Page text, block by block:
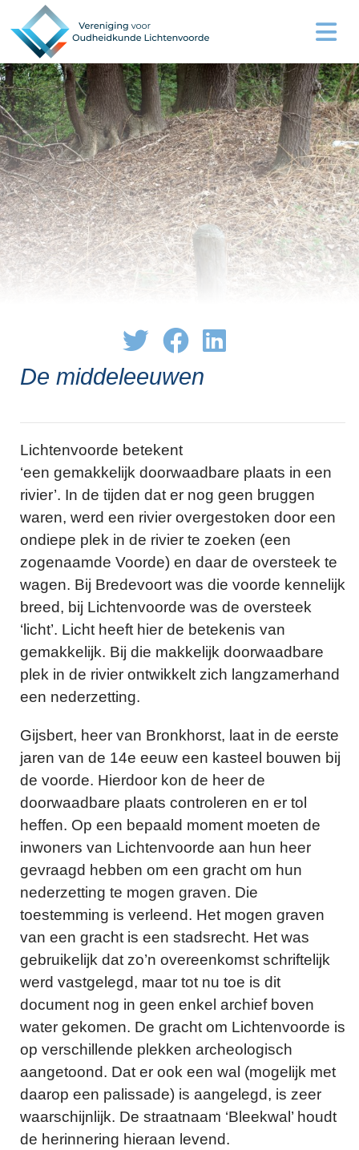
De middeleeuwen
Lichtenvoorde betekent
‘een gemakkelijk doorwaadbare plaats in een
rivier’. In de tijden dat er nog geen bruggen
waren, werd een rivier overgestoken door een
ondiepe plek in de rivier te zoeken (een
zogenaamde Voorde) en daar de oversteek te
wagen. Bij Bredevoort was die voorde kennelijk
breed, bij Lichtenvoorde was de oversteek
‘licht’. Licht heeft hier de betekenis van
gemakkelijk. Bij die makkelijk doorwaadbare
plek in de rivier ontwikkelt zich langzamerhand
een nederzetting.
Gijsbert, heer van Bronkhorst, laat in de eerste
jaren van de 14e eeuw een kasteel bouwen bij
de voorde. Hierdoor kon de heer de
doorwaadbare plaats controleren en er tol
heffen. Op een bepaald moment moeten de
inwoners van Lichtenvoorde aan hun heer
gevraagd hebben om een gracht om hun
nederzetting te mogen graven. Die
toestemming is verleend. Het mogen graven
van een gracht is een stadsrecht. Het was
gebruikelijk dat zo’n overeenkomst schriftelijk
werd vastgelegd, maar tot nu toe is dit
document nog in geen enkel archief boven
water gekomen. De gracht om Lichtenvoorde is
op verschillende plekken archeologisch
aangetoond. Dat er ook een wal (mogelijk met
daarop een palissade) is aangelegd, is zeer
waarschijnlijk. De straatnaam ‘Bleekwal’ houdt
de herinnering hieraan levend.